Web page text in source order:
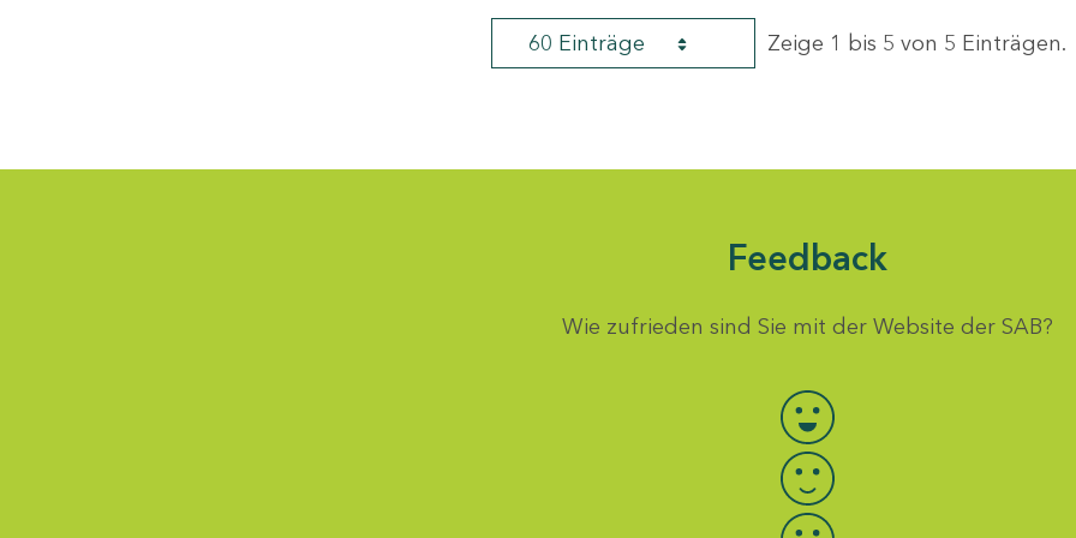
60 Einträge Zeige 1 bis 5 von 5 Einträgen.
Feedback
Wie zufrieden sind Sie mit der Website der SAB?
Bewertung auswählen